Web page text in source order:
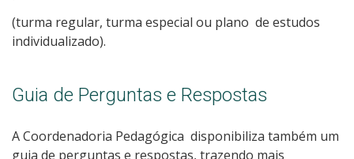
(turma regular, turma especial ou plano de estudos
individualizado).
Guia de Perguntas e Respostas
A Coordenadoria Pedagógica disponibiliza também um
guia de perguntas e respostas, trazendo mais